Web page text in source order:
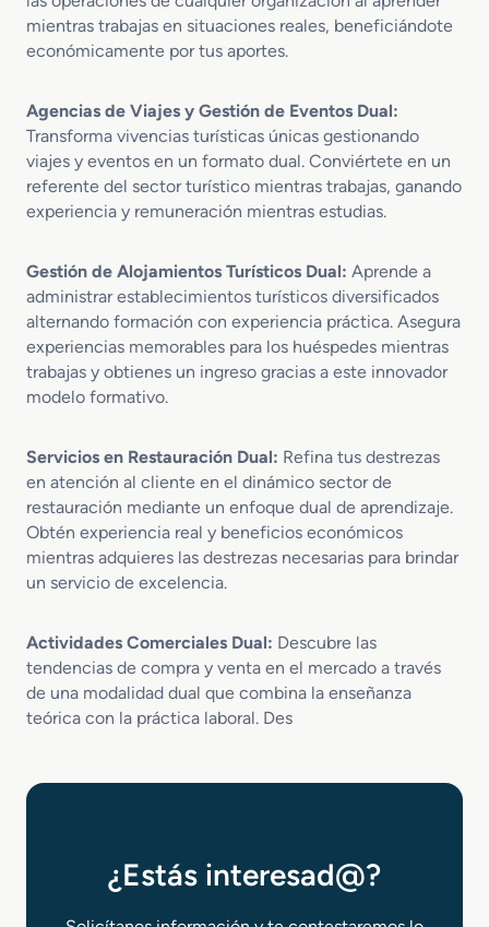
mientras trabajas en situaciones reales, beneficiándote
económicamente por tus aportes.
Agencias de Viajes y Gestión de Eventos Dual:
Transforma vivencias turísticas únicas gestionando
viajes y eventos en un formato dual. Conviértete en un
referente del sector turístico mientras trabajas, ganando
experiencia y remuneración mientras estudias.
Gestión de Alojamientos Turísticos Dual: Aprende a
administrar establecimientos turísticos diversificados
alternando formación con experiencia práctica. Asegura
experiencias memorables para los huéspedes mientras
trabajas y obtienes un ingreso gracias a este innovador
modelo formativo.
Servicios en Restauración Dual: Refina tus destrezas
en atención al cliente en el dinámico sector de
restauración mediante un enfoque dual de aprendizaje.
Obtén experiencia real y beneficios económicos
mientras adquieres las destrezas necesarias para brindar
un servicio de excelencia.
Actividades Comerciales Dual: Descubre las
tendencias de compra y venta en el mercado a través
de una modalidad dual que combina la enseñanza
teórica con la práctica laboral. Des
¿Estás interesad@?